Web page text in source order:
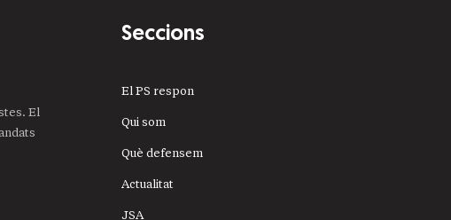
El
Seccions
El PS respon
Qui som
Què defensem
Actualitat
JSA